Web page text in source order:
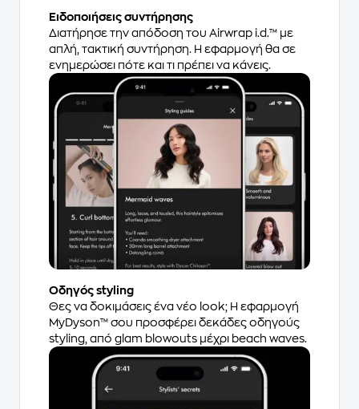
Ειδοποιήσεις συντήρησης
Διατήρησε την απόδοση του Airwrap i.d.™ με
απλή, τακτική συντήρηση. Η εφαρμογή θα σε
ενημερώσει πότε και τι πρέπει να κάνεις.
Οδηγός styling
Θες να δοκιμάσεις ένα νέο look; Η εφαρμογή
MyDyson™ σου προσφέρει δεκάδες οδηγούς
styling, από glam blowouts μέχρι beach waves.